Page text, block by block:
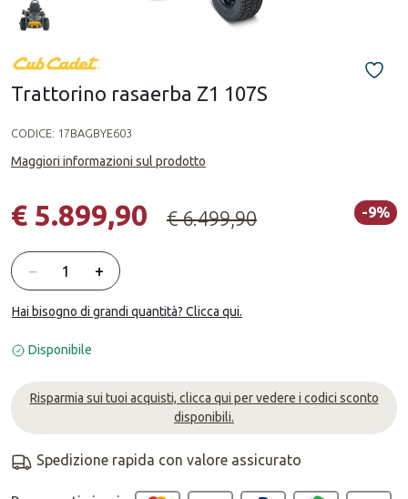
Trattorino rasaerba Z1 107S
CODICE: 17BAGBYE603
Maggiori informazioni sul prodotto
-9%
€ 5.899,90 € 6.499,90
Quantità
− +
Hai bisogno di grandi quantità? Clicca qui.
Disponibile
Risparmia sui tuoi acquisti, clicca qui per vedere i codici sconto
disponibili.
Spedizione rapida con valore assicurato